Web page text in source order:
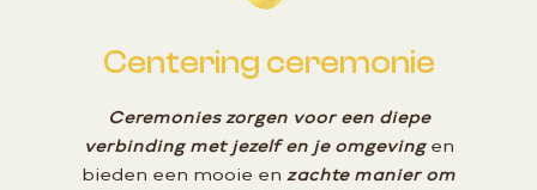
Centering ceremonie
Ceremonies zorgen voor een diepe
verbinding met jezelf en je omgeving en
bieden een mooie en zachte manier om